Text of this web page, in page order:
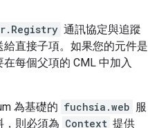
通訊協定與追蹤
直接子項。如果您的元件是
每個父項的 CML 中加入
為基礎的 fuchsia.web 服
，則必須為 Context 提供